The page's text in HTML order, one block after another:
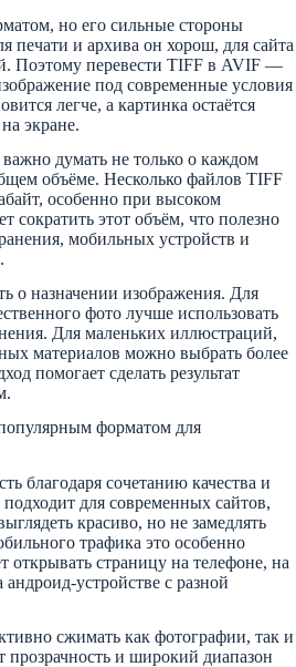
но его сильные стороны
печати и архива он хорош, для сайта
Поэтому перевести TIFF в AVIF —
под современные условия
легче, а картинка остаётся
экране.
думать не только о каждом
объёме. Несколько файлов TIFF
особенно при высоком
сократить этот объём, что полезно
мобильных устройств и
о назначении изображения. Для
фото лучше использовать
Для маленьких иллюстраций,
материалов можно выбрать более
помогает сделать результат
форматом для
благодаря сочетанию качества и
для современных сайтов,
красиво, но не замедлять
трафика это особенно
открывать страницу на телефоне, на
устройстве с разной
сжимать как фотографии, так и
и широкий диапазон